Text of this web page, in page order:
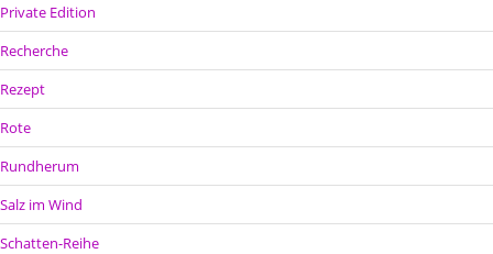
Private Edition
Recherche
Rezept
Rote
Rundherum
Salz im Wind
Schatten-Reihe